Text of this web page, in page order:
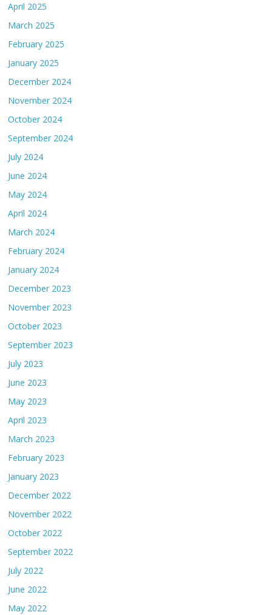
April 2025
March 2025
February 2025
January 2025
December 2024
November 2024
October 2024
September 2024
July 2024
June 2024
May 2024
April 2024
March 2024
February 2024
January 2024
December 2023
November 2023
October 2023
September 2023
July 2023
June 2023
May 2023
April 2023
March 2023
February 2023
January 2023
December 2022
November 2022
October 2022
September 2022
July 2022
June 2022
May 2022